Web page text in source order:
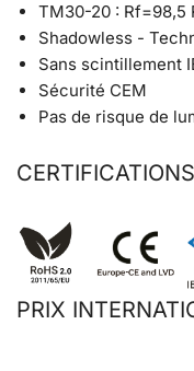
TM30-20 : Rf=98,5
Shadowless -
Sans scintillement
Sécurité CEM
Pas de risque de
PRIX